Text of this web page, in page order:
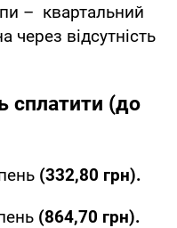
– квартальний
через відсутність
сплатити (до
(332,80 грн).
(864,70 грн).